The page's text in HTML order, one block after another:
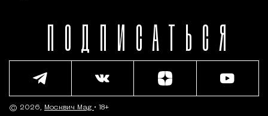
ПОДПИСАТЬСЯ
© 2026, Москвич Mag • 18+